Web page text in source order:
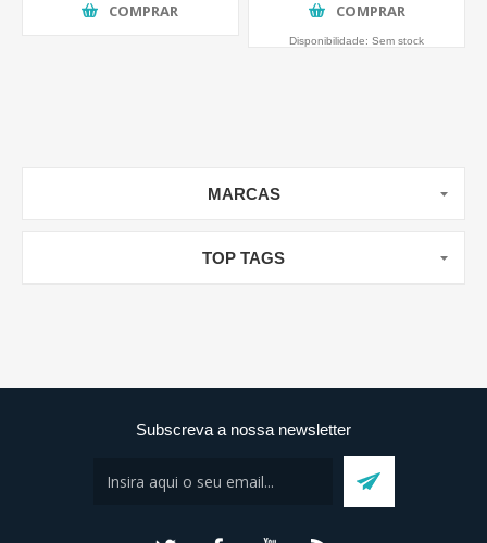
COMPRAR COMPRAR
Disponibilidade: Sem stock
MARCAS
TOP TAGS
Subscreva a nossa newsletter